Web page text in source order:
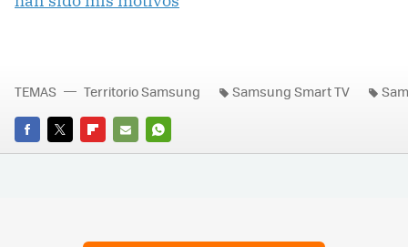
FACEBOOK
TWITTERFLIPBOARD
E-
WHATSAPP
TEMAS Territorio Samsung Samsung Smart TV